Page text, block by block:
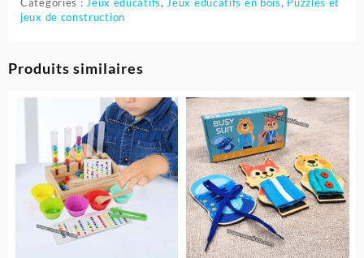
jeux de construction
Produits similaires